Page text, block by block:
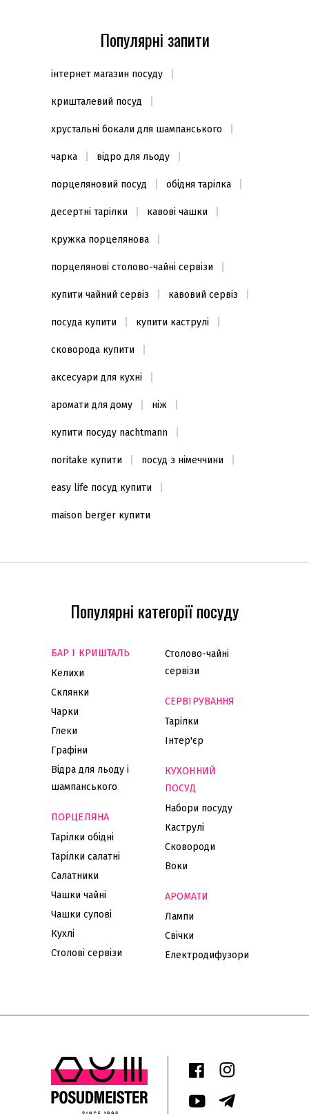
Популярні запити
інтернет магазин посуду
кришталевий посуд
хрустальні бокали для шампанського
чарка відро для льоду
порцеляновий посуд обідня тарілка
десертні тарілки кавові чашки
кружка порцелянова
порцелянові столово-чайні сервізи
купити чайний сервіз кавовий сервіз
посуда купити купити каструлі
сковорода купити
аксесуари для кухні
аромати для дому ніж
купити посуду nachtmann
noritake купити посуд з німеччини
easy life посуд купити
maison berger купити
Популярні категорії посуду
БАР І КРИШТАЛЬ
Келихи
Склянки
Чарки
Глеки
Графіни
Відра для льоду і
шампанського
ПОРЦЕЛЯНА
Тарілки обідні
Тарілки салатні
Салатники
Чашки чайні
Чашки супові
Кухлі
Столові сервізи
Столово-чайні
сервізи
СЕРВІРУВАННЯ
Тарілки
Інтер'єр
КУХОННИЙ
ПОСУД
Набори посуду
Каструлі
Сковороди
Воки
АРОМАТИ
Лампи
Свічки
Електродифузори